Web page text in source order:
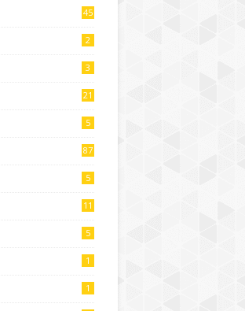
45
2
3
21
5
87
5
11
5
1
1